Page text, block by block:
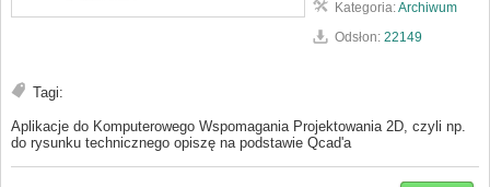
Kategoria:Archiwum
Odsłon:22149
Tagi:
Aplikacje do Komputerowego Wspomagania Projektowania 2D, czyli np.
do rysunku technicznego opiszę na podstawie Qcad'a